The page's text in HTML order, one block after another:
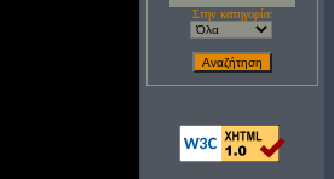
Στην κατηγορία: